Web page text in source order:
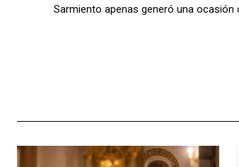
Sarmiento apenas generó una ocasión